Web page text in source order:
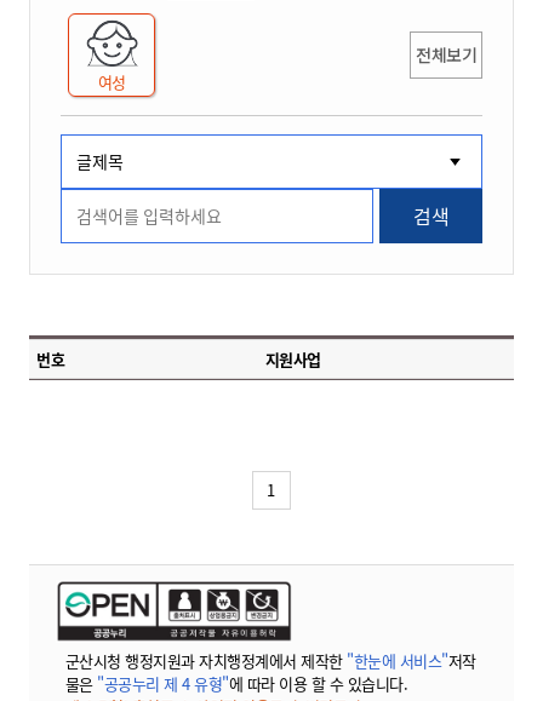
여성
전체보기
검색
번호 지원사업
1
군산시청 행정지원과 자치행정계에서 제작한 "한눈에 서비스"저작
물은 "공공누리 제 4 유형"에 따라 이용 할 수 있습니다.